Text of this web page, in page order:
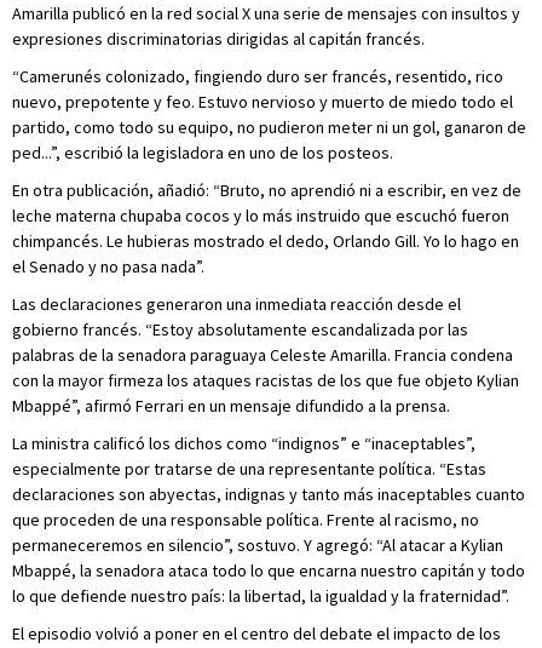
Amarilla publicó en la red social X una serie de mensajes con insultos y
expresiones discriminatorias dirigidas al capitán francés.
“Camerunés colonizado, fingiendo duro ser francés, resentido, rico
nuevo, prepotente y feo. Estuvo nervioso y muerto de miedo todo el
partido, como todo su equipo, no pudieron meter ni un gol, ganaron de
ped...”, escribió la legisladora en uno de los posteos.
En otra publicación, añadió: “Bruto, no aprendió ni a escribir, en vez de
leche materna chupaba cocos y lo más instruido que escuchó fueron
chimpancés. Le hubieras mostrado el dedo, Orlando Gill. Yo lo hago en
el Senado y no pasa nada”.
Las declaraciones generaron una inmediata reacción desde el
gobierno francés. “Estoy absolutamente escandalizada por las
palabras de la senadora paraguaya Celeste Amarilla. Francia condena
con la mayor firmeza los ataques racistas de los que fue objeto Kylian
Mbappé”, afirmó Ferrari en un mensaje difundido a la prensa.
La ministra calificó los dichos como “indignos” e “inaceptables”,
especialmente por tratarse de una representante política. “Estas
declaraciones son abyectas, indignas y tanto más inaceptables cuanto
que proceden de una responsable política. Frente al racismo, no
permaneceremos en silencio”, sostuvo. Y agregó: “Al atacar a Kylian
Mbappé, la senadora ataca todo lo que encarna nuestro capitán y todo
lo que defiende nuestro país: la libertad, la igualdad y la fraternidad”.
El episodio volvió a poner en el centro del debate el impacto de los